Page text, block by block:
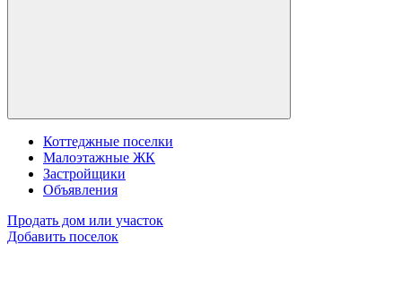
Коттеджные поселки
Малоэтажные ЖК
Застройщики
Объявления
Продать дом или участок
Добавить поселок